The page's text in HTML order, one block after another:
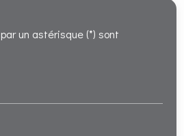
un astérisque (*) sont